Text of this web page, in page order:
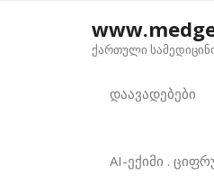
ქართული
დაავადებები
AI-ექიმი .